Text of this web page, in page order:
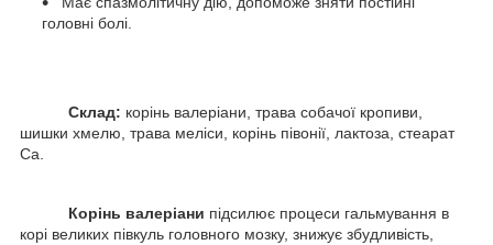
головні болі.
Склад: корінь валеріани, трава собачої кропиви,
шишки хмелю, трава меліси, корінь півонії, лактоза, стеарат
Са.
Корінь валеріани підсилює процеси гальмування в
корі великих півкуль головного мозку, знижує збудливість,